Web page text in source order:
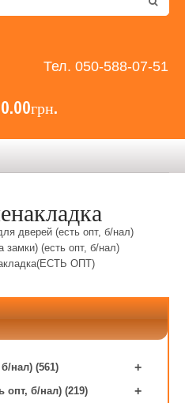
Тел. 050-588-07-51
0.00грн.
дверей (есть опт, б/нал)
замки) (есть опт, б/нал)
ОПТ)
нал) (561) +
опт, б/нал) (219) +